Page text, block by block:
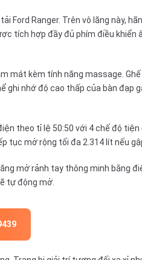
Ford Ranger. Trên vô lăng này,
tích hợp đầy đủ phím điều khiển
mát kèm tính năng massage. Ghế
ghi nhớ độ cao thấp của bàn đạp
theo tỉ lệ 50:50 với 4 chế độ tiện
tục mở rộng tối đa 2.314 lít nếu
mở rảnh tay thông minh bằng
tự động mở.